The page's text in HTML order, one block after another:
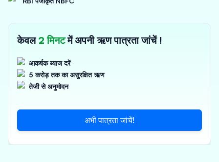
केवल2 मिनटमें अपनी ऋण पात्रता जांचें !
आकर्षक ब्याज दरें
5 करोड़ तक का असुरक्षित ऋण
तेजी से अनुमोदन
अभी पात्रता जांचें!